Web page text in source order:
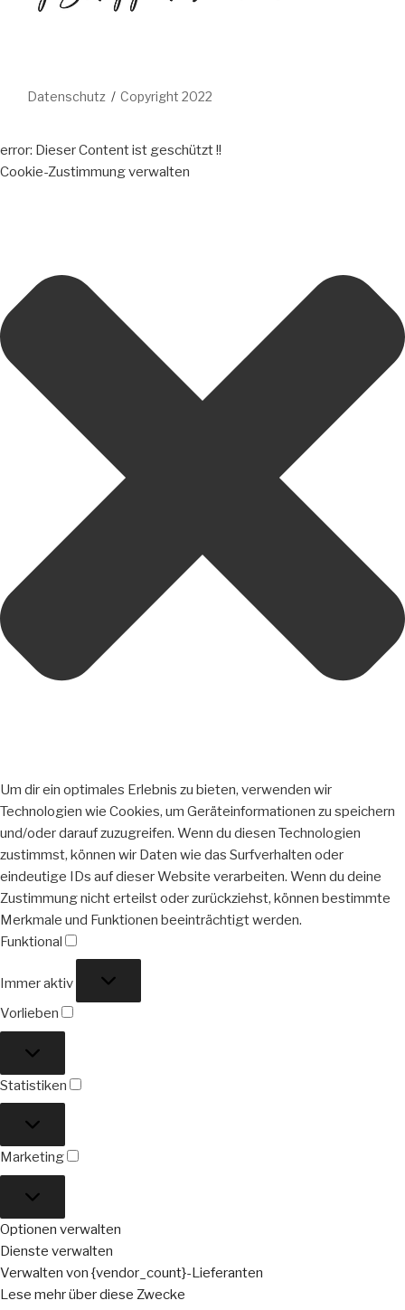
Datenschutz Copyright 2022
error: Dieser Content ist geschützt !!
Cookie-Zustimmung verwalten
Um dir ein optimales Erlebnis zu bieten, verwenden wir
Technologien wie Cookies, um Geräteinformationen zu speichern
und/oder darauf zuzugreifen. Wenn du diesen Technologien
zustimmst, können wir Daten wie das Surfverhalten oder
eindeutige IDs auf dieser Website verarbeiten. Wenn du deine
Zustimmung nicht erteilst oder zurückziehst, können bestimmte
Merkmale und Funktionen beeinträchtigt werden.
Funktional
Immer aktiv
Vorlieben
Statistiken
Marketing
Optionen verwalten
Dienste verwalten
Verwalten von {vendor_count}-Lieferanten
Lese mehr über diese Zwecke